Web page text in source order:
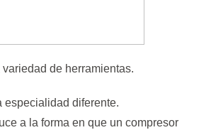
de herramientas.
especialidad diferente.
a la forma en que un compresor